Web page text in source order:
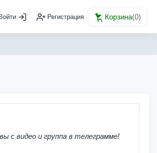
Регистрация Корзина(0)
с видео и группа в телеграмме!